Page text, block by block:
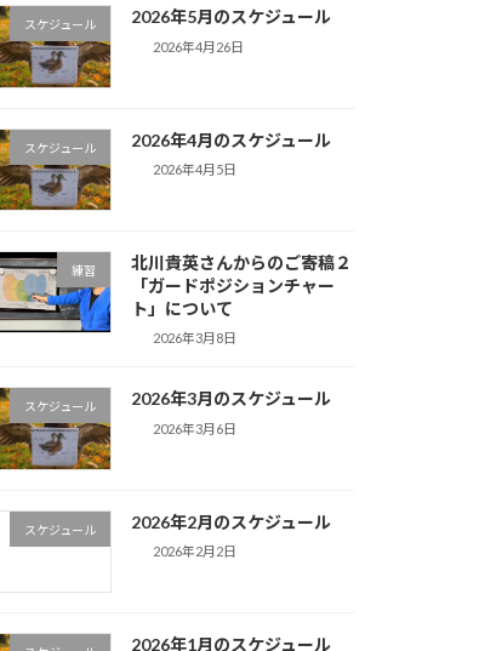
スケジュール 2026年5月のスケジュール
2026年4月26日
スケジュール 2026年4月のスケジュール
2026年4月5日
練習
北川貴英さんからのご寄稿２
「ガードポジションチャー
ト」について
2026年3月8日
スケジュール 2026年3月のスケジュール
2026年3月6日
スケジュール 2026年2月のスケジュール
2026年2月2日
2026年1月のスケジュール